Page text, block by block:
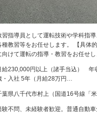
習指導員として運転技術や学科指
種教習等をお任せします。 【具体
向けて運転の指導・教習をお任せ
給230,000円以上（諸手当込） 年
・入社 5年（月給28万円…
葉県八千代市村上（国道16号線「米
験不問、未経験者歓迎。普通自動